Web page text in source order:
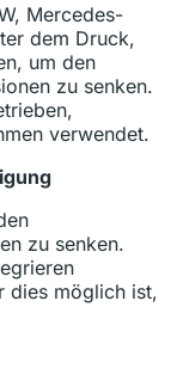
Mercedes-
dem Druck,
um den
zu senken.
verwendet.
zu senken.
dies möglich ist,